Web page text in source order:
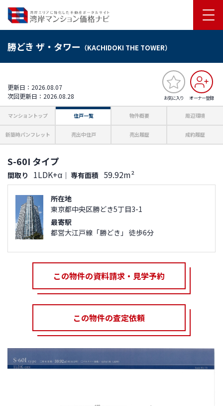
勝どき ザ・タワー （KACHIDOKI THE TOWER）
お気に入り オーナー登録
更新日：2026.08.07
次回更新日：2026.08.28
マンショントップ 住戸一覧 物件概要 周辺環境
新築時パンフレット 売出中住戸 売出履歴 成約履歴
S-60I タイプ
間取り 1LDK+α ｜ 専有面積 59.92m²
所在地
東京都中央区勝どき5丁目3-1
最寄駅
都営大江戸線「勝どき」 徒歩6分
この物件の資料請求・見学予約
この物件の査定依頼